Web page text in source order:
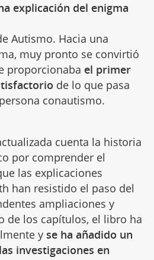
explicación del enigma
Autismo. Hacia una
muy pronto se convirtió
proporcionaba el primer
de lo que pasa
conautismo.
cuenta la historia
por comprender el
las explicaciones
han resistido el paso del
ampliaciones y
de los capítulos, el libro ha
y se ha añadido un
investigaciones en